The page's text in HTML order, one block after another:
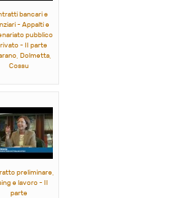
bancari e
- Appalti e
pubblico
- II parte
Dolmetta,
Cossu
preliminare,
e lavoro - II
parte